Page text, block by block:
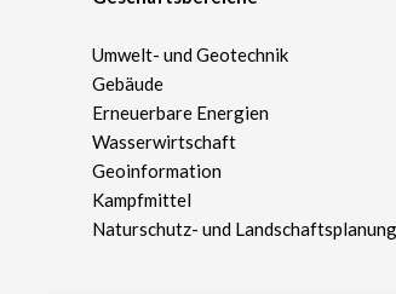
Umwelt- und Geotechnik
Gebäude
Erneuerbare Energien
Wasserwirtschaft
Geoinformation
Kampfmittel
Naturschutz- und Landschaftsplanung